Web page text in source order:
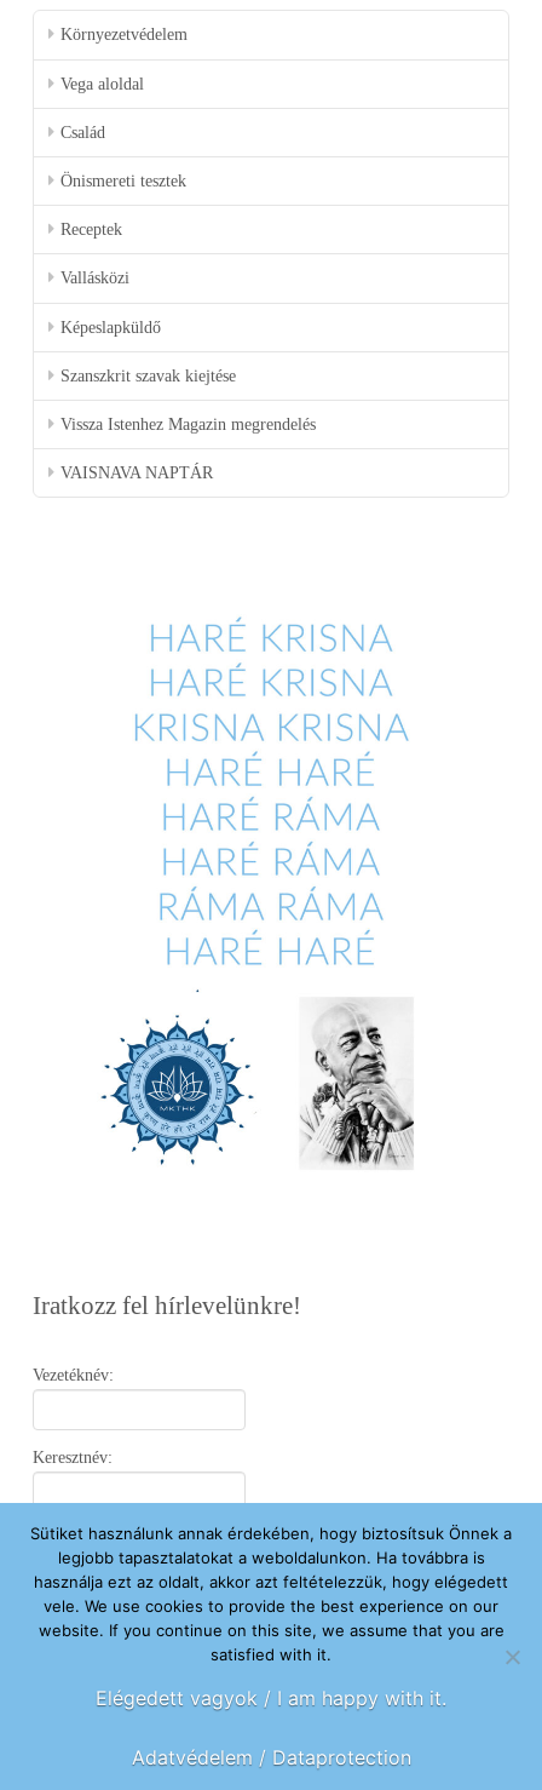
Környezetvédelem
Vega aloldal
Család
Önismereti tesztek
Receptek
Vallásközi
Képeslapküldő
Szanszkrit szavak kiejtése
Vissza Istenhez Magazin megrendelés
VAISNAVA NAPTÁR
Iratkozz fel hírlevelünkre!
Vezetéknév:
Keresztnév:
Email:
Elfogadom az Adatvédelmi Nyilatkozatot.
SEGÍTENÉK
Sütiket használunk annak érdekében, hogy biztosítsuk Önnek a
legjobb tapasztalatokat a weboldalunkon. Ha továbbra is
használja ezt az oldalt, akkor azt feltételezzük, hogy elégedett
vele. We use cookies to provide the best experience on our
website. If you continue on this site, we assume that you are
satisfied with it.
Elégedett vagyok / I am happy with it.
Adatvédelem / Dataprotection